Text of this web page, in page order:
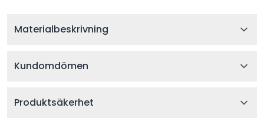
Materialbeskrivning
Kundomdömen
Produktsäkerhet